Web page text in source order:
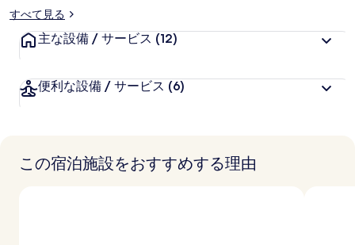
すべて見る
主な設備 / サービス (12)
便利な設備 / サービス (6)
この宿泊施設をおすすめする理由